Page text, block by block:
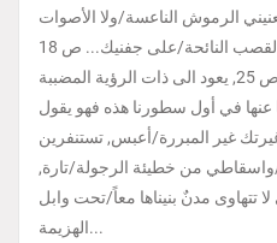
الرموش الناعسة/ولا الأصوات
النائحة/على جفنيك... ص 18
لكنه في نص ((رجولة ممتهنة)) ص 25, يعود الى ذات الرؤية المضببة
غير المبررة/أعبس, تستنفرين
واسقاطي من خطيئة الرجولة/تارة,
تتهاوى مدنٌ بنيناها معاً/تحت وابل
الهزيمة...